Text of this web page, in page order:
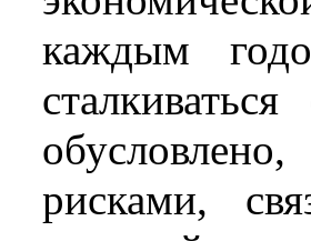
каждым
рисками,